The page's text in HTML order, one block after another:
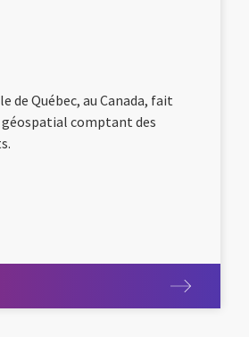
de Québec, au Canada, fait
géospatial comptant des